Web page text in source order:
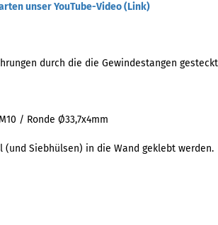
unser YouTube-Video (Link)
durch die die Gewindestangen gesteckt
/ Ronde Ø33,7x4mm
Siebhülsen) in die Wand geklebt werden.